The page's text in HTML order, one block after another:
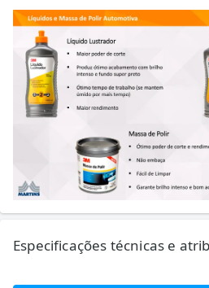
Especificações técnicas e